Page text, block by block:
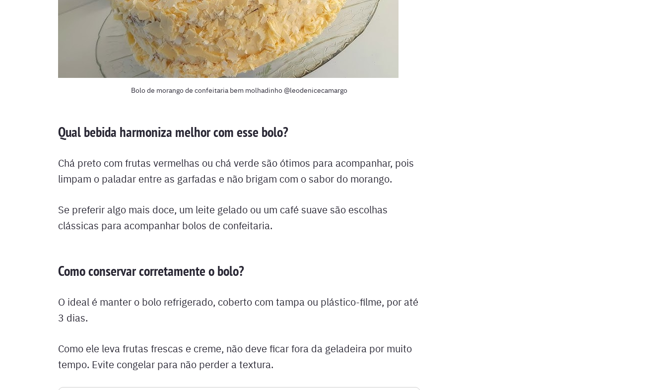
Bolo de morango de confeitaria bem molhadinho @leodenicecamargo
Qual bebida harmoniza melhor com esse bolo?
Chá preto com frutas vermelhas ou chá verde são ótimos para acompanhar, pois
limpam o paladar entre as garfadas e não brigam com o sabor do morango.
Se preferir algo mais doce, um leite gelado ou um café suave são escolhas
clássicas para acompanhar bolos de confeitaria.
Como conservar corretamente o bolo?
O ideal é manter o bolo refrigerado, coberto com tampa ou plástico-filme, por até
3 dias.
Como ele leva frutas frescas e creme, não deve ficar fora da geladeira por muito
tempo. Evite congelar para não perder a textura.